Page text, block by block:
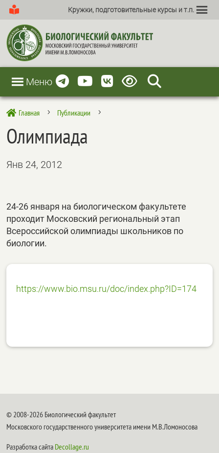
Кружки, подготовительные курсы и т.п.
Меню
 Главная 5 Публикации 5
Олимпиада
Янв 24, 2012
24-26 января на биологическом факультете
проходит Московский региональный этап
Всероссийской олимпиады школьников по
биологии.
https://www.bio.msu.ru/doc/index.php?ID=174
© 2008-2026 Биологический факультет
Московского государственного университета имени М.В.Ломоносова
Разработка сайта Decollage.ru